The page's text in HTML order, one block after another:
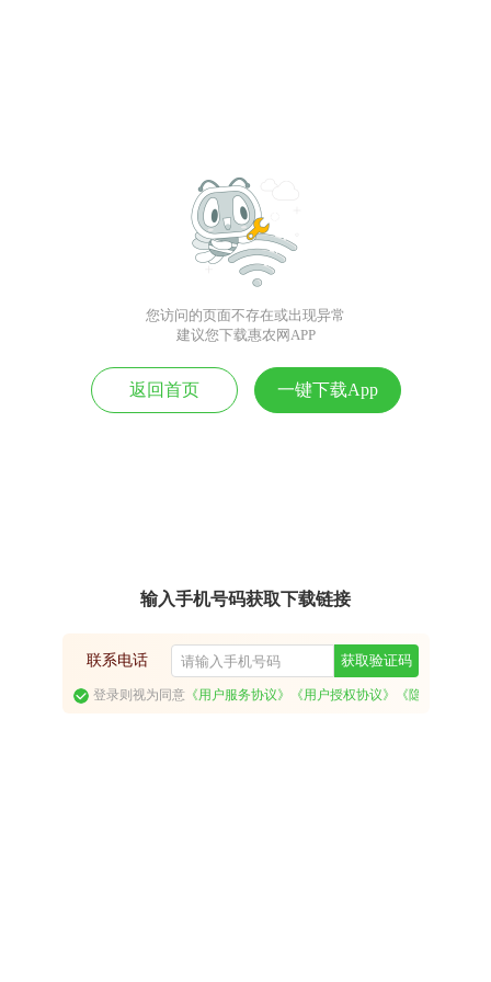
您访问的页面不存在或出现异常
建议您下载惠农网APP
返回首页 一键下载App
输入手机号码获取下载链接
联系电话 获取验证码
登录则视为同意《用户服务协议》 《用户授权协议》 《隐私政策》